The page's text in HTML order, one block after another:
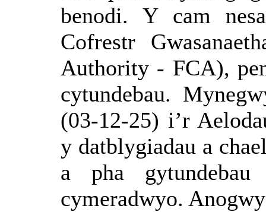
benodi. Y cam
Cofrestr
Authority - FCA),
cytundebau.
(03-12-25) i’r
y datblygiadau a
a pha
cymeradwyo.